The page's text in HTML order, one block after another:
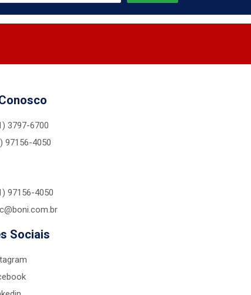
3797-6700
97156-4050
97156-4050
Sociais